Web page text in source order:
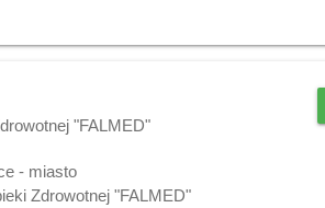
"FALMED"
- miasto
Zdrowotnej "FALMED"